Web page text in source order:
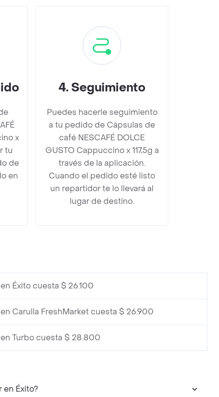
x
tu
de
en
4. Seguimiento
Puedes hacerle seguimiento
a tu pedido de Cápsulas de
café NESCAFÉ DOLCE
GUSTO Cappuccino x 117,5g a
través de la aplicación.
Cuando el pedido esté listo
un repartidor te lo llevará al
lugar de destino.
en Éxito cuesta $ 26.100
en Carulla FreshMarket cuesta $ 26.900
en Turbo cuesta $ 28.800
en Éxito?